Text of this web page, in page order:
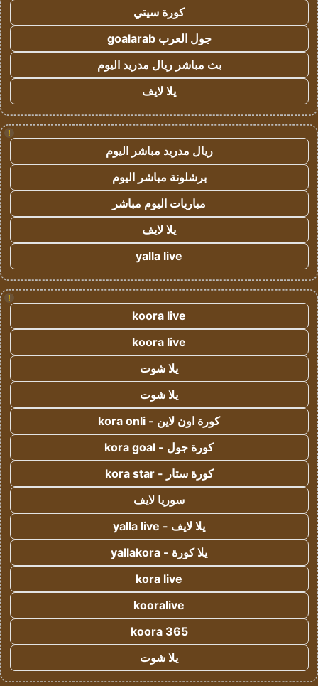
كورة سيتي
جول العرب goalarab
بث مباشر ريال مدريد اليوم
يلا لايف
!
ريال مدريد مباشر اليوم
برشلونة مباشر اليوم
مباريات اليوم مباشر
يلا لايف
yalla live
!
koora live
koora live
يلا شوت
يلا شوت
كورة اون لاين - kora onli
كورة جول - kora goal
كورة ستار - kora star
سوريا لايف
يلا لايف - yalla live
يلا كورة - yallakora
kora live
kooralive
koora 365
يلا شوت